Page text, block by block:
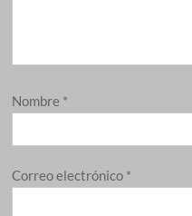
Nombre *
Correo electrónico *